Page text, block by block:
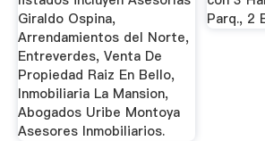
Giraldo Ospina,
Arrendamientos del Norte,
Entreverdes, Venta De
Propiedad Raiz En Bello,
Inmobiliaria La Mansion,
Abogados Uribe Montoya
Asesores Inmobiliarios.
Parq., 2